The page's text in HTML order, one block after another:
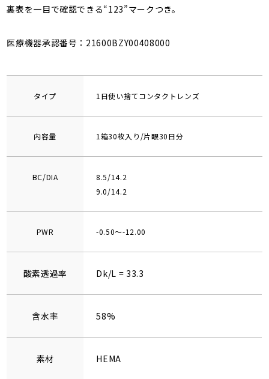
裏表を一目で確認できる“123”マークつき。
医療機器承認番号：21600BZY00408000
タイプ 1日使い捨てコンタクトレンズ
内容量 1箱30枚入り/片眼30日分
BC/DIA
8.5/14.2
9.0/14.2
PWR -0.50～-12.00
酸素透過率 Dk/L = 33.3
含水率 58%
素材 HEMA